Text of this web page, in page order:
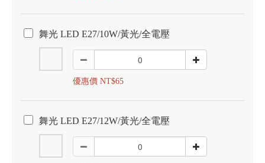
舞光 LED E27/10W/黃光/全電壓
優惠價 NT$65
舞光 LED E27/12W/黃光/全電壓